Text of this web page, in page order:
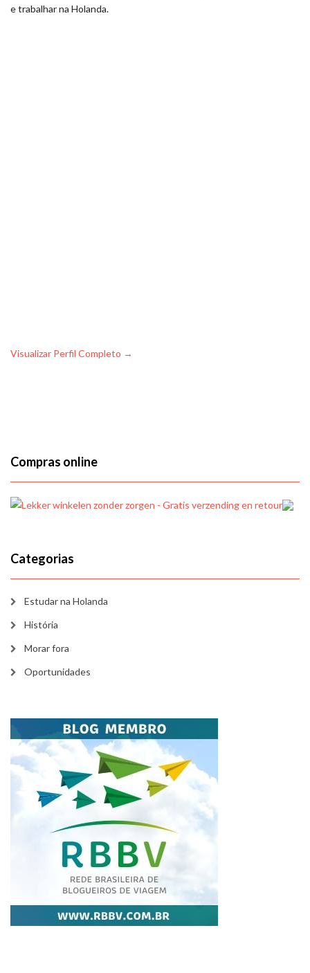
e trabalhar na Holanda.
Visualizar Perfil Completo →
Compras online
Categorias
Estudar na Holanda
História
Morar fora
Oportunidades